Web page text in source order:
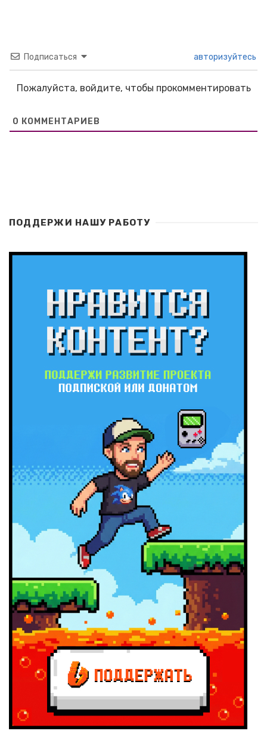
Подписаться авторизуйтесь
Пожалуйста, войдите, чтобы прокомментировать
0 КОММЕНТАРИЕВ
ПОДДЕРЖИ НАШУ РАБОТУ